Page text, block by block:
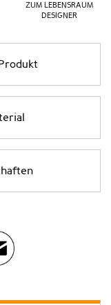
ZUM LEBENSRAUM
DESIGNER